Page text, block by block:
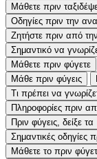
Μάθετε πριν
Οδηγίες πριν την
Ζητήστε πριν από
Σημαντικό να
Μάθετε πριν φύγετε
Μάθε πριν φύγεις
Τι πρέπει να
Πληροφορίες πριν
Πριν φύγεις, δείξε τα
Σημαντικές
Μάθετε το πριν